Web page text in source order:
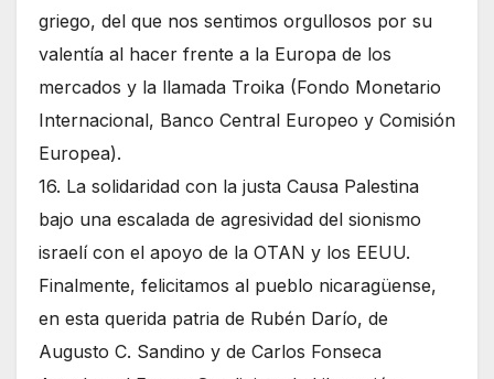
griego, del que nos sentimos orgullosos por su
valentía al hacer frente a la Europa de los
mercados y la llamada Troika (Fondo Monetario
Internacional, Banco Central Europeo y Comisión
Europea).
16. La solidaridad con la justa Causa Palestina
bajo una escalada de agresividad del sionismo
israelí con el apoyo de la OTAN y los EEUU.
Finalmente, felicitamos al pueblo nicaragüense,
en esta querida patria de Rubén Darío, de
Augusto C. Sandino y de Carlos Fonseca